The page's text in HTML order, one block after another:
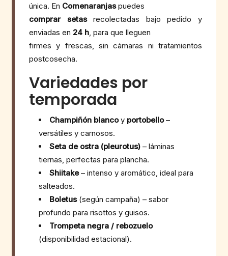
única. En Comenaranjaspuedes
comprar setasrecolectadas bajo pedido y
enviadas en 24 h , para que lleguen
firmes y frescas, sin cámaras ni tratamientos
postcosecha.
Variedades por
temporada
Champiñón blancoy portobello–
versátiles y carnosos.
Seta de ostra (pleurotus) – láminas
tiernas, perfectas para plancha.
Shiitake– intenso y aromático, ideal para
salteados.
Boletus(según campaña) – sabor
profundo para risottos y guisos.
Trompeta negra / rebozuelo
(disponibilidad estacional).